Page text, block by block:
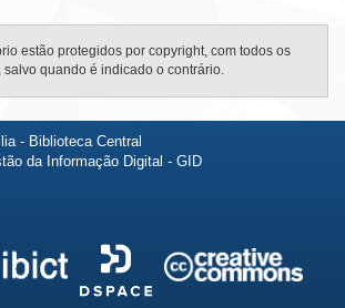
estão protegidos por copyright, com todos os
salvo quando é indicado o contrário.
- Biblioteca Central
da Informação Digital - GID